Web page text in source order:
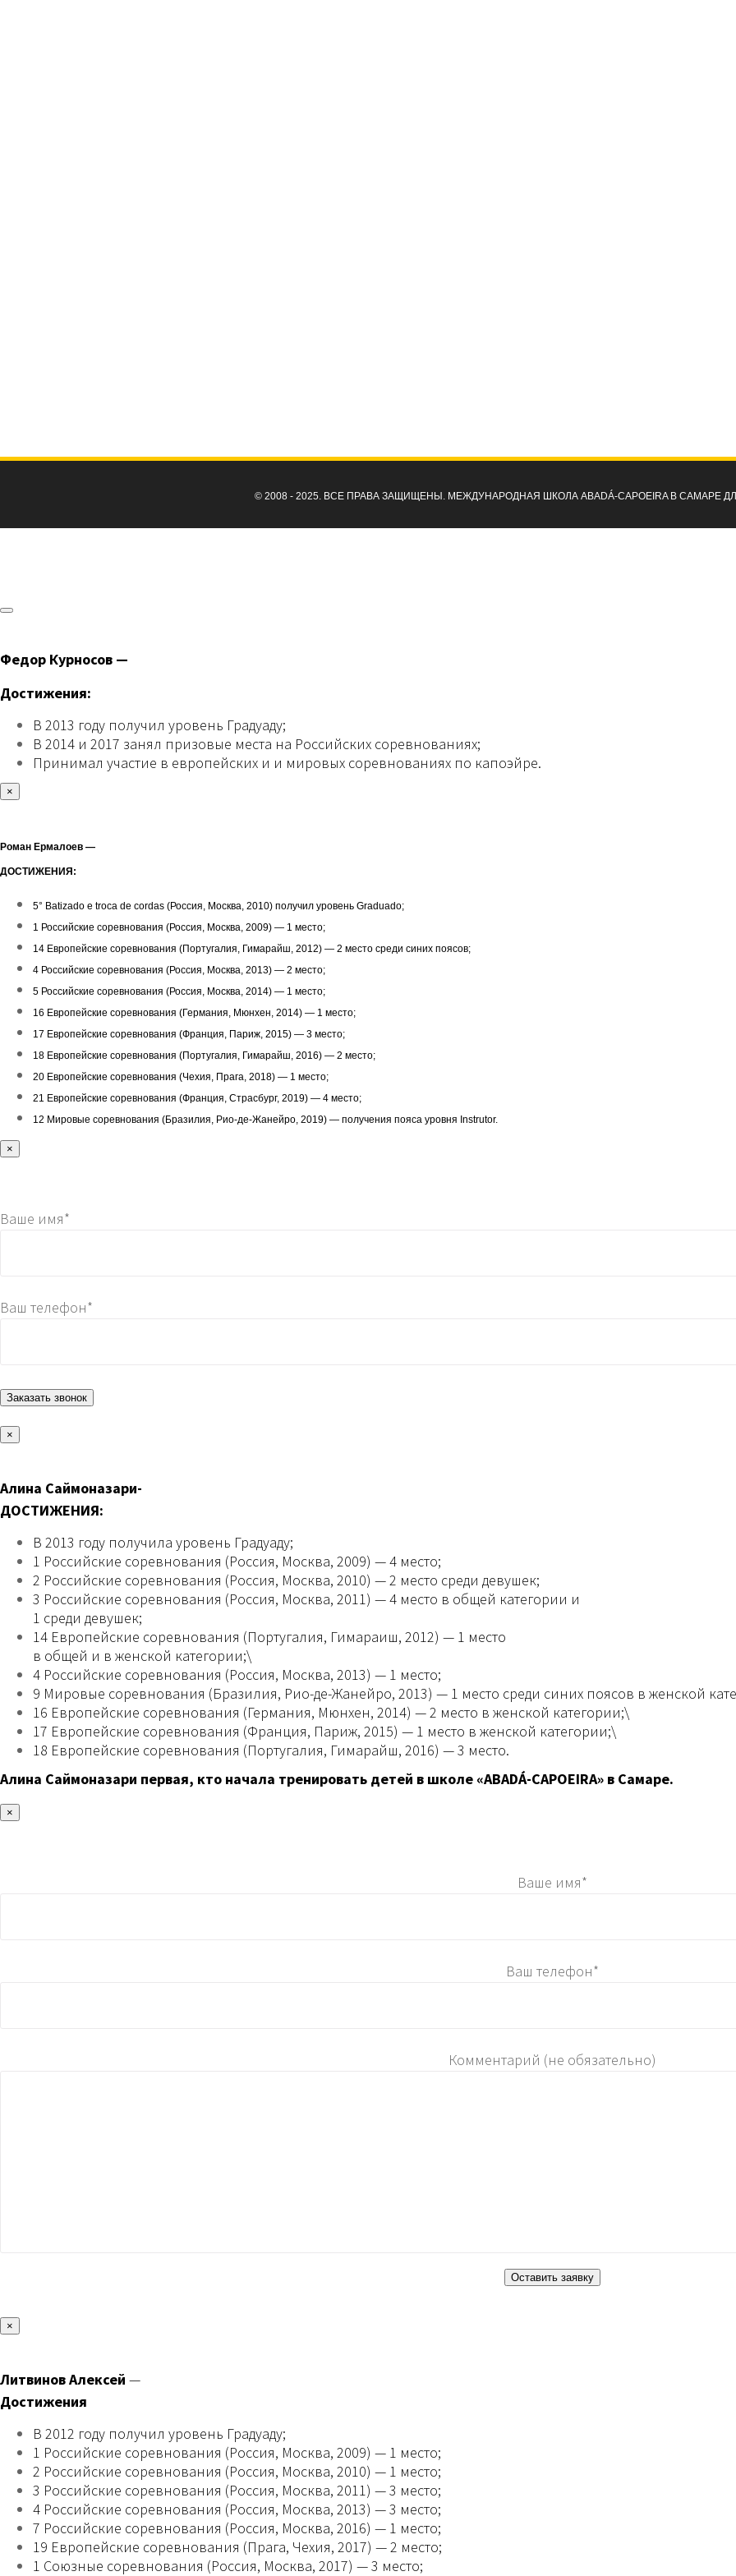
© 2008 - 2025. ВСЕ ПРАВА ЗАЩИЩЕНЫ. МЕЖДУНАРОДНАЯ ШКОЛА ABADÁ-CAPOEIRA В САМАРЕ
Федор Курносов —
Достижения:
В 2013 году получил уровень Градуаду;
В 2014 и 2017 занял призовые места на Российских соревнованиях;
Принимал участие в европейских и и мировых соревнованиях по капоэйре.
×
Роман Ермалоев —
ДОСТИЖЕНИЯ:
5° Batizado e troca de cordas (Россия, Москва, 2010) получил уровень Graduado;
1 Российские соревнования (Россия, Москва, 2009) — 1 место;
14 Европейские соревнования (Португалия, Гимарайш, 2012) — 2 место среди синих поясов;
4 Российские соревнования (Россия, Москва, 2013) — 2 место;
5 Российские соревнования (Россия, Москва, 2014) — 1 место;
16 Европейские соревнования (Германия, Мюнхен, 2014) — 1 место;
17 Европейские соревнования (Франция, Париж, 2015) — 3 место;
18 Европейские соревнования (Португалия, Гимарайш, 2016) — 2 место;
20 Европейские соревнования (Чехия, Прага, 2018) — 1 место;
21 Европейские соревнования (Франция, Страсбург, 2019) — 4 место;
12 Мировые соревнования (Бразилия, Рио-де-Жанейро, 2019) — получения пояса уровня Instrutor.
×
Ваше имя*
Ваш телефон*
×
Алина Саймоназари-
ДОСТИЖЕНИЯ:
В 2013 году получила уровень Градуаду;
1 Российские соревнования (Россия, Москва, 2009) — 4 место;
2 Российские соревнования (Россия, Москва, 2010) — 2 место среди девушек;
3 Российские соревнования (Россия, Москва, 2011) — 4 место в общей категории и
1 среди девушек;
14 Европейские соревнования (Португалия, Гимараиш, 2012) — 1 место
в общей и в женской категории;\
4 Российские соревнования (Россия, Москва, 2013) — 1 место;
9 Мировые соревнования (Бразилия, Рио-де-Жанейро, 2013) — 1 место среди синих поясов в женской
16 Европейские соревнования (Германия, Мюнхен, 2014) — 2 место в женской категории;\
17 Европейские соревнования (Франция, Париж, 2015) — 1 место в женской категории;\
18 Европейские соревнования (Португалия, Гимарайш, 2016) — 3 место.
Алина Саймоназари первая, кто начала тренировать детей в школе «ABADÁ-CAPOEIRA» в Самаре.
×
Ваше имя*
Ваш телефон*
Комментарий (не обязательно)
×
Литвинов Алексей —
Достижения
В 2012 году получил уровень Градуаду;
1 Российские соревнования (Россия, Москва, 2009) — 1 место;
2 Российские соревнования (Россия, Москва, 2010) — 1 место;
3 Российские соревнования (Россия, Москва, 2011) — 3 место;
4 Российские соревнования (Россия, Москва, 2013) — 3 место;
7 Российские соревнования (Россия, Москва, 2016) — 1 место;
19 Европейские соревнования (Прага, Чехия, 2017) — 2 место;
1 Союзные соревнования (Россия, Москва, 2017) — 3 место;